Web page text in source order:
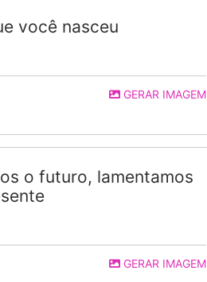
você nasceu
GERAR IMAGEM
o futuro, lamentamos
GERAR IMAGEM